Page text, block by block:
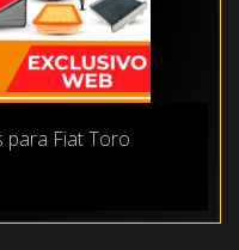
para Fiat Toro